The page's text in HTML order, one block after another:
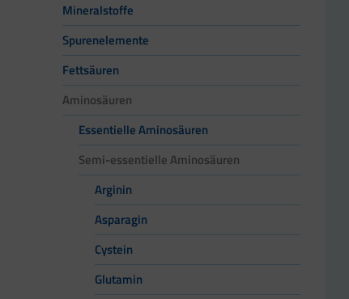
Mineralstoffe
Spurenelemente
Fettsäuren
Aminosäuren
Essentielle Aminosäuren
Semi-essentielle Aminosäuren
Arginin
Asparagin
Cystein
Glutamin